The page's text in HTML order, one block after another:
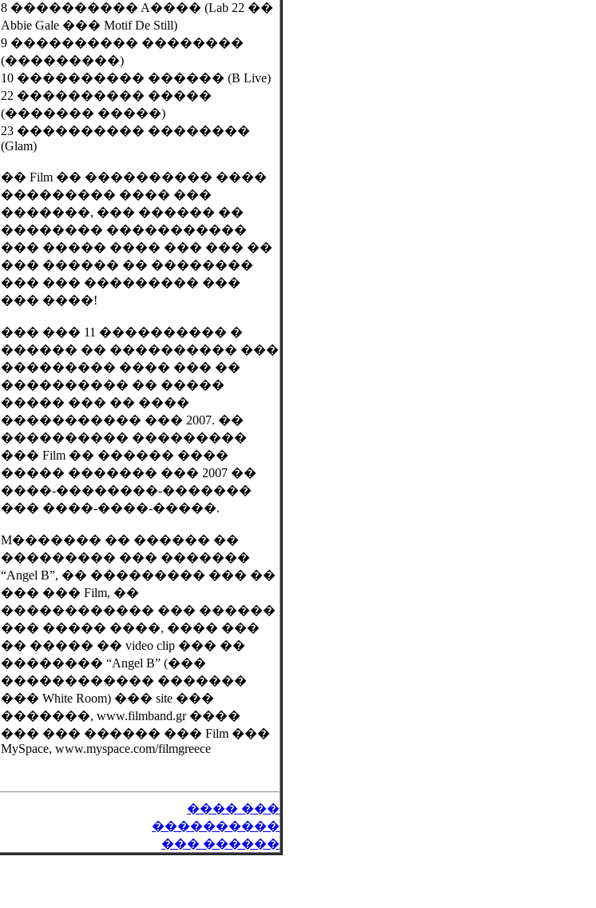
8 ���������� A���� (Lab 22 ��
Abbie Gale ��� Motif De Still)
9 ���������� ��������
(���������)
10 ���������� ������ (B Live)
22 ���������� �����
(������� �����)
23 ���������� ��������
(Glam)
�� Film �� ���������� ����
��������� ���� ���
�������, ��� ������ ��
�������� �����������
��� ����� ���� ��� ��� ��
��� ������ �� ��������
��� ��� ��������� ���
��� ����!
��� ��� 11 ���������� �
������ �� ���������� ���
��������� ���� ��� ��
���������� �� �����
����� ��� �� ����
����������� ��� 2007. ��
���������� ���������
��� Film �� ������ ����
����� ������� ��� 2007 ��
����-��������-�������
��� ����-����-�����.
M������� �� ������ ��
��������� ��� �������
“Angel B”, �� ��������� ��� ��
��� ��� Film, ��
������������ ��� ������
��� ����� ����, ���� ���
�� ����� �� video clip ��� ��
�������� “Angel B” (���
������������ �������
��� White Room) ��� site ���
�������, www.filmband.gr ����
��� ��� ������ ��� Film ���
MySpace, www.myspace.com/filmgreece
���� ���
����������
��� ������